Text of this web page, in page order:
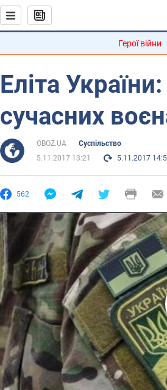
Герої війни
Еліта
сучасних
OBOZ.UA
Суспільство
5.11.2017 13:21
5.11.2017
562